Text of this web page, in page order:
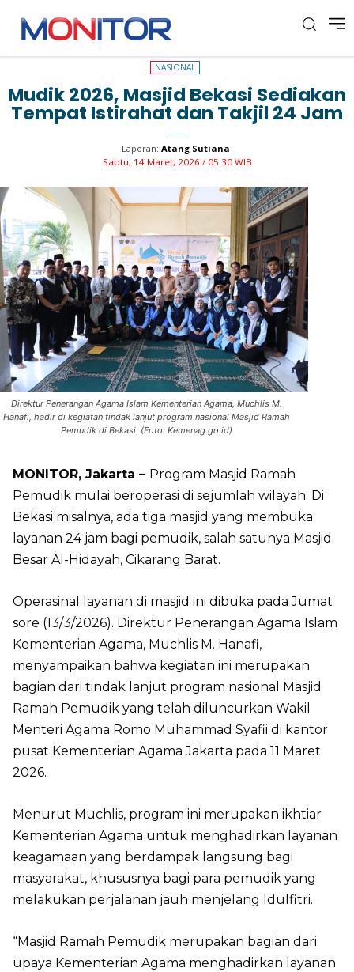
NASIONAL
NASIONAL
Mudik 2026, Masjid Bekasi Sediakan
Tempat Istirahat dan Takjil 24 Jam
Laporan: Atang Sutiana
Sabtu, 14 Maret, 2026 / 05:30 WIB
Direktur Penerangan Agama Islam Kementerian Agama, Muchlis M.
Hanafi, hadir di kegiatan tindak lanjut program nasional Masjid Ramah
Pemudik di Bekasi. (Foto: Kemenag.go.id)
MONITOR, Jakarta – Program Masjid Ramah
Pemudik mulai beroperasi di sejumlah wilayah. Di
Bekasi misalnya, ada tiga masjid yang membuka
layanan 24 jam bagi pemudik, salah satunya Masjid
Besar Al-Hidayah, Cikarang Barat.
Operasinal layanan di masjid ini dibuka pada Jumat
sore (13/3/2026). Direktur Penerangan Agama Islam
Kementerian Agama, Muchlis M. Hanafi,
menyampaikan bahwa kegiatan ini merupakan
bagian dari tindak lanjut program nasional Masjid
Ramah Pemudik yang telah diluncurkan Wakil
Menteri Agama Romo Muhammad Syafii di kantor
pusat Kementerian Agama Jakarta pada 11 Maret
2026.
Menurut Muchlis, program ini merupakan ikhtiar
Kementerian Agama untuk menghadirkan layanan
keagamaan yang berdampak langsung bagi
masyarakat, khususnya bagi para pemudik yang
melakukan perjalanan jauh menjelang Idulfitri.
“Masjid Ramah Pemudik merupakan bagian dari
upaya Kementerian Agama menghadirkan layanan